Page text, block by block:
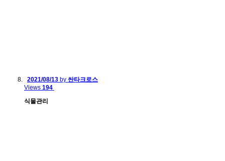
2021/08/13 by 싼타크로스
Views 194
식물관리